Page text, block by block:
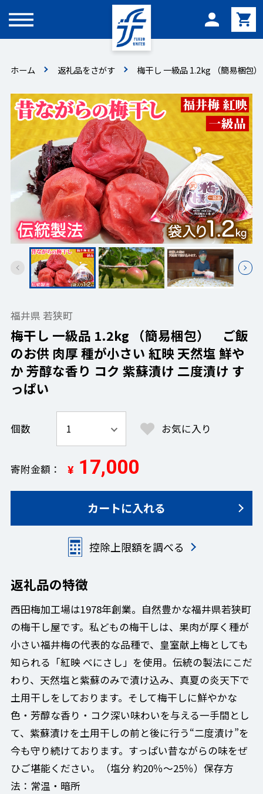
メニュー
ホーム 返礼品をさがす 梅干し 一級品 1.2kg （簡易梱包
福井県 若狭町
梅干し 一級品 1.2kg （簡易梱包） ご飯
のお供 肉厚 種が小さい 紅映 天然塩 鮮や
か 芳醇な香り コク 紫蘇漬け 二度漬け す
っぱい
個数 お気に入り
寄附金額 ¥17,000
カートに入れる
控除上限額を調べる
返礼品の特徴
西田梅加工場は1978年創業。自然豊かな福井県若狭町
の梅干し屋です。私どもの梅干しは、果肉が厚く種が
小さい福井梅の代表的な品種で、皇室献上梅としても
知られる「紅映 べにさし」を使用。伝統の製法にこだ
わり、天然塩と紫蘇のみで漬け込み、真夏の炎天下で
土用干しをしております。そして梅干しに鮮やかな
色・芳醇な香り・コク深い味わいを与える一手間とし
て、紫蘇漬けを土用干しの前と後に行う“二度漬け”を
今も守り続けております。すっぱい昔ながらの味をぜ
ひご堪能ください。（塩分 約20％～25％）保存方
法：常温・暗所